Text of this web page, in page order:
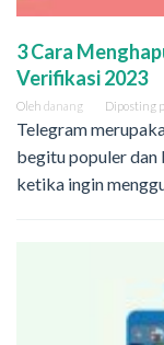
3 Cara
Verifikasi 2023
Oleh danang Diposting
Telegram
begitu populer dan
ketika ingin